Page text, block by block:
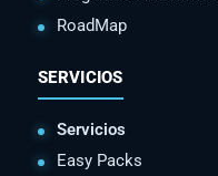
RoadMap
SERVICIOS
Servicios
Easy Packs